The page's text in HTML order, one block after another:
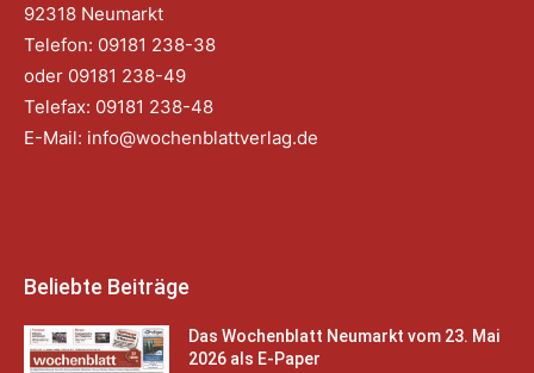
92318 Neumarkt
Telefon: 09181 238-38
oder 09181 238-49
Telefax: 09181 238-48
E-Mail: info@wochenblattverlag.de
Beliebte Beiträge
Das Wochenblatt Neumarkt vom 23. Mai
2026 als E-Paper